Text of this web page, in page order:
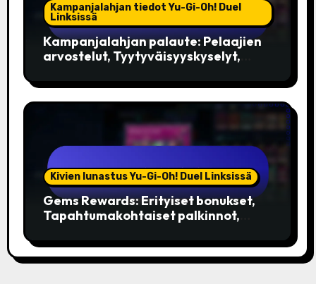
Kampanjalahjan tiedot Yu-Gi-Oh! Duel
Linksissä
Kampanjalahjan palaute: Pelaajien
arvostelut, Tyytyväisyyskyselyt,
Kivien lunastus Yu-Gi-Oh! Duel Linksissä
Gems Rewards: Erityiset bonukset,
Tapahtumakohtaiset palkinnot,